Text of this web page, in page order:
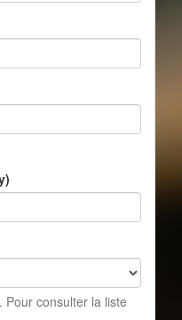
consulter la liste